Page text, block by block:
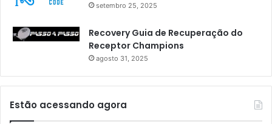
setembro 25, 2025
Recovery Guia de Recuperação do
Receptor Champions
agosto 31, 2025
Estão acessando agora